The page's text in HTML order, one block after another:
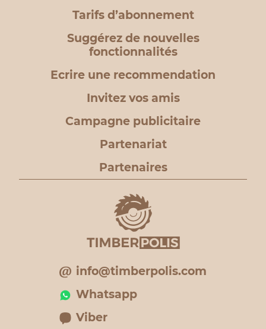
Tarifs d’abonnement
Suggérez de nouvelles
fonctionnalités
Ecrire une recommendation
Invitez vos amis
Campagne publicitaire
Partenariat
Partenaires
info@timberpolis.com
Whatsapp
Viber